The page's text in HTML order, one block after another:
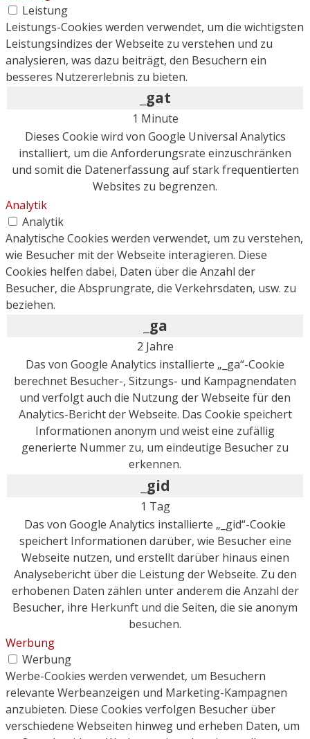
Leistung
Leistungs-Cookies werden verwendet, um die wichtigsten
Leistungsindizes der Webseite zu verstehen und zu
analysieren, was dazu beiträgt, den Besuchern ein
besseres Nutzererlebnis zu bieten.
_gat
1 Minute
Dieses Cookie wird von Google Universal Analytics
installiert, um die Anforderungsrate einzuschränken
und somit die Datenerfassung auf stark frequentierten
Websites zu begrenzen.
Analytik
Analytik
Analytische Cookies werden verwendet, um zu verstehen,
wie Besucher mit der Webseite interagieren. Diese
Cookies helfen dabei, Daten über die Anzahl der
Besucher, die Absprungrate, die Verkehrsdaten, usw. zu
beziehen.
_ga
2 Jahre
Das von Google Analytics installierte „_ga“-Cookie
berechnet Besucher-, Sitzungs- und Kampagnendaten
und verfolgt auch die Nutzung der Webseite für den
Analytics-Bericht der Webseite. Das Cookie speichert
Informationen anonym und weist eine zufällig
generierte Nummer zu, um eindeutige Besucher zu
erkennen.
_gid
1 Tag
Das von Google Analytics installierte „_gid“-Cookie
speichert Informationen darüber, wie Besucher eine
Webseite nutzen, und erstellt darüber hinaus einen
Analysebericht über die Leistung der Webseite. Zu den
erhobenen Daten zählen unter anderem die Anzahl der
Besucher, ihre Herkunft und die Seiten, die sie anonym
besuchen.
Werbung
Werbung
Werbe-Cookies werden verwendet, um Besuchern
relevante Werbeanzeigen und Marketing-Kampagnen
anzubieten. Diese Cookies verfolgen Besucher über
verschiedene Webseiten hinweg und erheben Daten, um